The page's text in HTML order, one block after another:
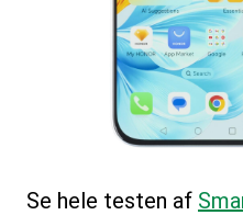
Se hele testen af